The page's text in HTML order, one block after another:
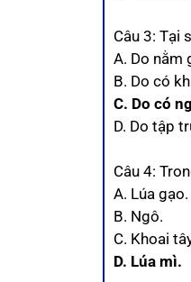
Câu 3: Tại
A. Do nằm
B. Do có
C. Do có
D. Do tập
Câu 4:
A. Lúa gạo.
B. Ngô.
C. Khoai
D. Lúa mì.